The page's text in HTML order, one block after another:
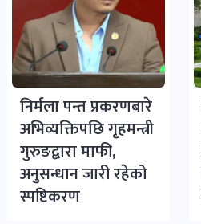
व्यक्तित्व
पोष्ट
विचार-
ब्लग
पोष्ट
निर्मला पन्त प्रकरणबारे
अभिव्यक्तिपछि गृहमन्त्री
गुरुङद्वारा माफी,
अनुसन्धान जारी रहेको
स्पष्टिकरण